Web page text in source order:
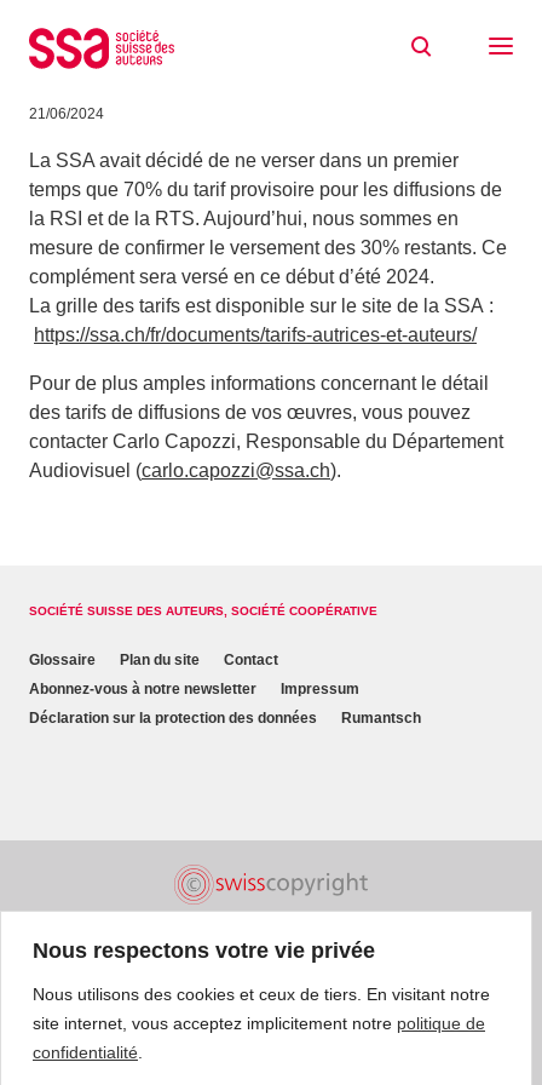
Nous respectons votre vie privée
Nous utilisons des cookies et ceux de tiers. En visitant notre
site internet, vous acceptez implicitement notre politique de
confidentialité
et RSI
21/06/2024
La SSA avait décidé de ne verser dans un premier
temps que 70% du tarif provisoire pour les diffusions de
la RSI et de la RTS. Aujourd’hui, nous sommes en
mesure de confirmer le versement des 30% restants. Ce
complément sera versé en ce début d’été 2024.
La grille des tarifs est disponible sur le site de la SSA :
https://ssa.ch/fr/documents/tarifs-autrices-et-auteurs/
Pour de plus amples informations concernant le détail
des tarifs de diffusions de vos œuvres, vous pouvez
contacter Carlo Capozzi, Responsable du Département
Audiovisuel (carlo.capozzi@ssa.ch).
SOCIÉTÉ SUISSE DES AUTEURS, SOCIÉTÉ COOPÉRATIVE
Glossaire Plan du site
Contact
Abonnez-vous à notre newsletter
Impressum
Déclaration sur la protection des données
Rumantsch